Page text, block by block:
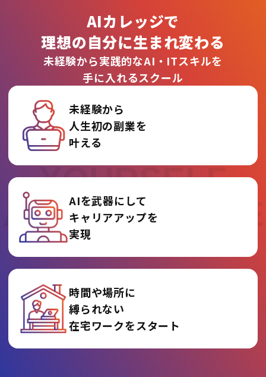
REINVENT
YOURSELF
AT AI COLLEGE
AIカレッジで
理想の自分に生まれ変わる
未経験から実践的なAI・ITスキルを
手に入れるスクール
未経験から
人生初の副業を
叶える
AIを武器にして
キャリアアップを
実現
時間や場所に
縛られない
在宅ワークをスタート